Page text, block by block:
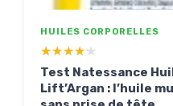
HUILES CORPORELLES
★★★★★
★★★★★
Test Natessance
Lift’Argan : l’huile